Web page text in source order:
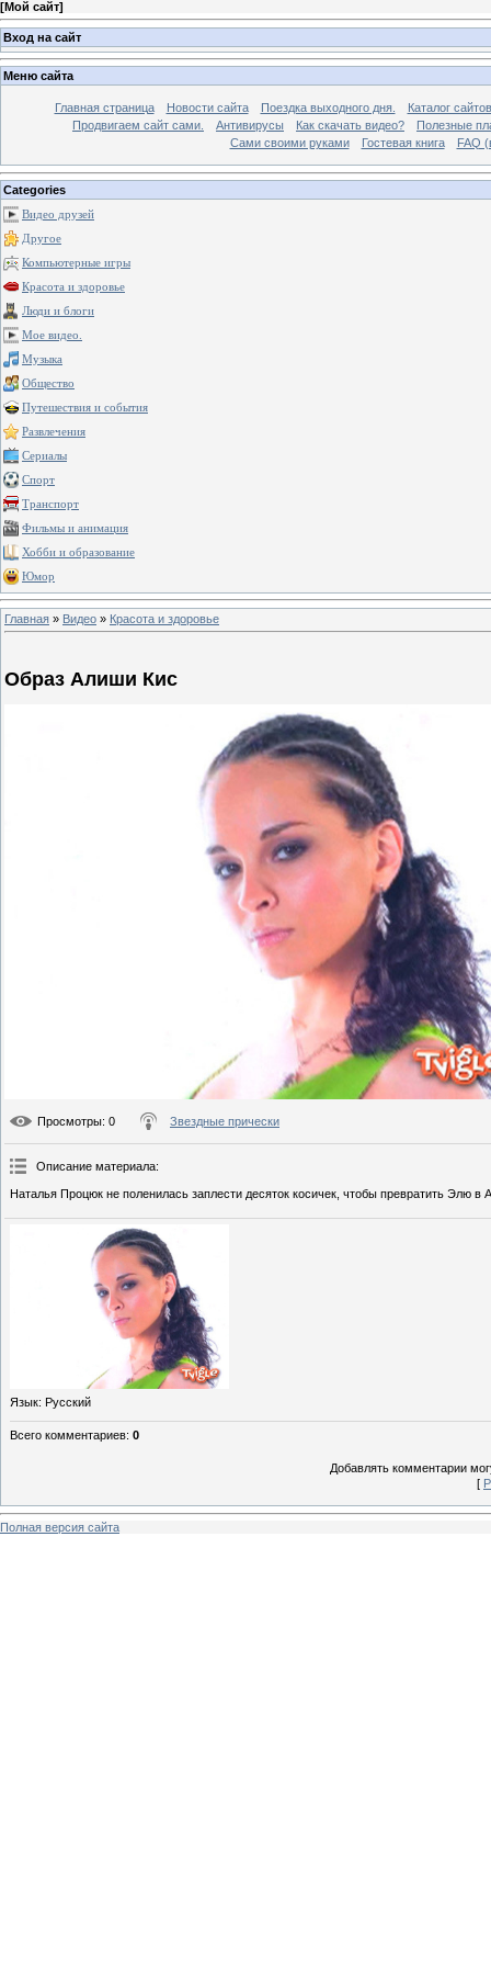
[Мой сайт]
Вход на сайт
Меню сайта
Главная страница Новости сайта Поездка выходного дня.
Каталог сайтов
Продвигаем сайт сами.
Антивирусы Как скачать видео?
Полезные
Сами своими руками
Гостевая книга FAQ
Categories
Видео друзей
Другое
Компьютерные игры
Красота и здоровье
Люди и блоги
Мое видео.
Музыка
Общество
Путешествия и события
Развлечения
Сериалы
Спорт
Транспорт
Фильмы и анимация
Хобби и образование
Юмор
Главная » Видео » Красота и здоровье
Образ Алиши Кис
Просмотры: 0 Звездные прически
Описание материала:
Наталья Процюк не поленилась заплести десяток косичек, чтобы превратить Элю в
Язык: Русский
Всего комментариев: 0
Добавлять комментарии
[
Полная версия сайта